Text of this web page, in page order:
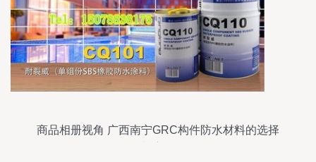
商品相册视角 广西南宁GRC构件防水材料的选择